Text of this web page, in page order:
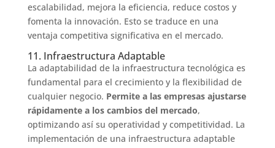
escalabilidad, mejora la eficiencia, reduce costos y
fomenta la innovación. Esto se traduce en una
ventaja competitiva significativa en el mercado.
11. Infraestructura Adaptable
La adaptabilidad de la infraestructura tecnológica es
fundamental para el crecimiento y la flexibilidad de
cualquier negocio. Permite a las empresas ajustarse
rápidamente a los cambios del mercado,
optimizando así su operatividad y competitividad. La
implementación de una infraestructura adaptable